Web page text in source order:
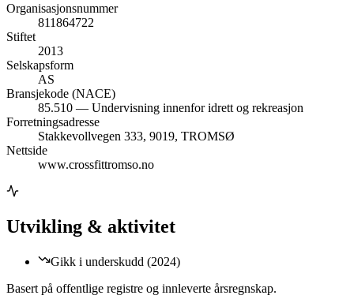
Organisasjonsnummer
811864722
Stiftet
2013
Selskapsform
AS
Bransjekode (NACE)
85.510 — Undervisning innenfor idrett og rekreasjon
Forretningsadresse
Stakkevollvegen 333, 9019, TROMSØ
Nettside
www.crossfittromso.no
Utvikling & aktivitet
Gikk i underskudd (2024)
Basert på offentlige registre og innleverte årsregnskap.